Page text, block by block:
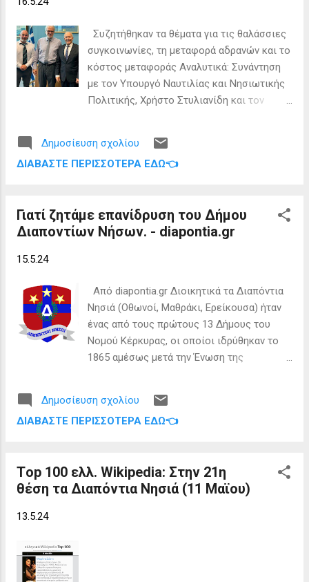
Συζητήθηκαν τα θέματα για τις θαλάσσιες
συγκοινωνίες, τη μεταφορά αδρανών και το
κόστος μεταφοράς Αναλυτικά: Συνάντηση
με τον Υπουργό Ναυτιλίας και Νησιωτικής
Πολιτικής, Χρήστο Στυλιανίδη και τον
Δημοκρατίας, Στέφανος Γκίκας,
συνοδευόμενος από τους Αντιδημάρχους
Ο κ. Γκίκας και οι δύο Αντιδήμαρχοι έθεσαν
στην πολιτική ηγεσία του Υπουργείου
θαλάσσιας συγκοινωνίας Κέρκυρας –
Διαποντίων Νήσων (σε ότι αφορά στις
ημέρες-ώρες των δρομολογίων), με σκοπό
την καλύτερη εξυπηρέτηση των κατοίκων.
Εν συνεχεία, έθεσαν το γνωστό ζήτημα της
Ηγουμενίτσα προς τα Διαπόντια Νησιά,
καθώς η μη μεταφορά τους θέτει σε
επανέλαβαν το αίτημα για το κ...
Δημοσίευση σχολίου
ΔΙΑΒΆΣΤΕ ΠΕΡΙΣΣΌΤΕΡΑ ΕΔΏ👈
Γιατί ζητάμε επανίδρυση του Δήμου
Διαποντίων Νήσων. - diapontia.gr
15.5.24
Από diapontia.gr Διοικητικά τα Διαπόντια
Νησιά (Οθωνοί, Μαθράκι, Ερείκουσα) ήταν
ένας από τους πρώτους 13 Δήμους του
Νομού Κέρκυρας, οι οποίοι ιδρύθηκαν το
1865 αμέσως μετά την Ένωση της
Οθωνούς λειτούργησε από το 1866 μέχρι
το 1912, όταν επί Βενιζέλου με το νόμο
Διαποντίων του 1875 (Γ.Α.Κ) Σφραγίδα του
1912, τελευταίο έτος ύπαρξης του Δήμου.
Δημοσίευση σχολίου
ΔΙΑΒΆΣΤΕ ΠΕΡΙΣΣΌΤΕΡΑ ΕΔΏ👈
Τop 100 ελλ. Wikipedia: Στην 21η
θέση τα Διαπόντια Νησιά (11 Μαϊου)
13.5.24